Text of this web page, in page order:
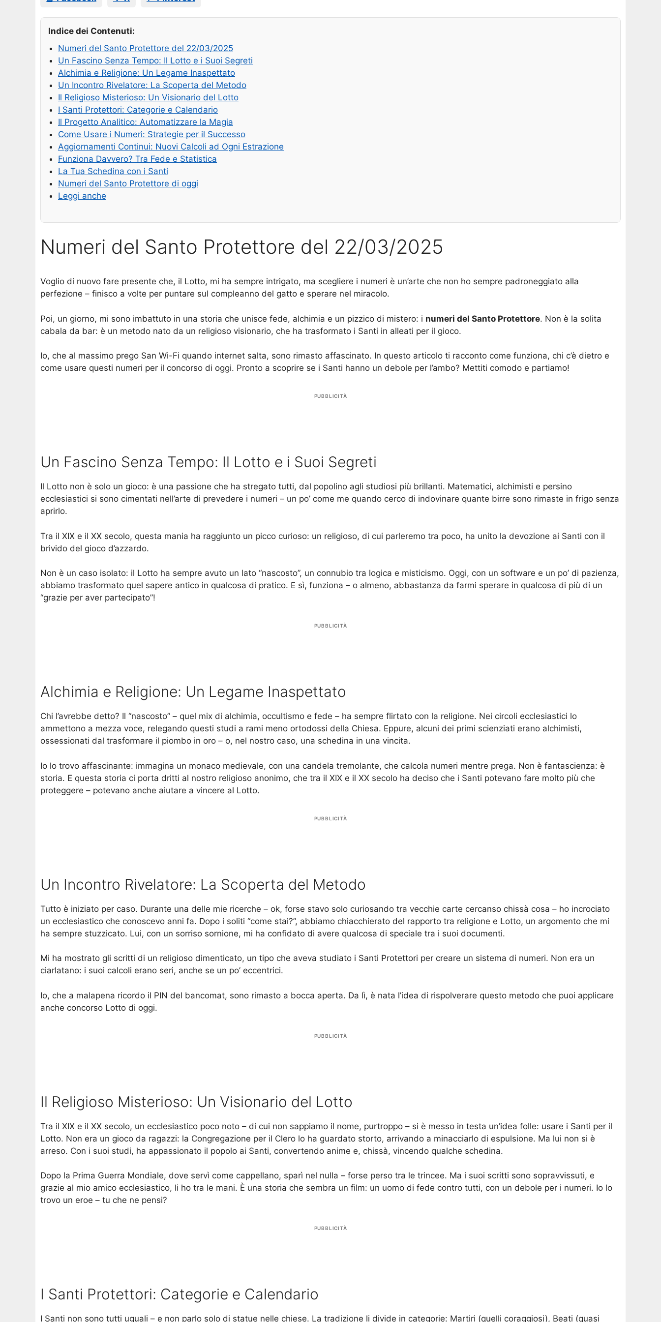
Indice dei Contenuti:
Numeri del Santo Protettore del 22/03/2025
Un Fascino Senza Tempo: Il Lotto e i Suoi Segreti
Alchimia e Religione: Un Legame Inaspettato
Un Incontro Rivelatore: La Scoperta del Metodo
Il Religioso Misterioso: Un Visionario del Lotto
I Santi Protettori: Categorie e Calendario
Il Progetto Analitico: Automatizzare la Magia
Come Usare i Numeri: Strategie per il Successo
Aggiornamenti Continui: Nuovi Calcoli ad Ogni Estrazione
Funziona Davvero? Tra Fede e Statistica
La Tua Schedina con i Santi
Numeri del Santo Protettore di oggi
Leggi anche
Numeri del Santo Protettore del 22/03/2025
Voglio di nuovo fare presente che, il Lotto, mi ha sempre intrigato, ma scegliere i numeri è un’arte che non ho sempre padroneggiato alla
perfezione – finisco a volte per puntare sul compleanno del gatto e sperare nel miracolo.
Poi, un giorno, mi sono imbattuto in una storia che unisce fede, alchimia e un pizzico di mistero: i numeri del Santo Protettore. Non è la solita
cabala da bar: è un metodo nato da un religioso visionario, che ha trasformato i Santi in alleati per il gioco.
Io, che al massimo prego San Wi-Fi quando internet salta, sono rimasto affascinato. In questo articolo ti racconto come funziona, chi c’è dietro e
come usare questi numeri per il concorso di oggi. Pronto a scoprire se i Santi hanno un debole per l’ambo? Mettiti comodo e partiamo!
PUBBLICITÀ
Un Fascino Senza Tempo: Il Lotto e i Suoi Segreti
Il Lotto non è solo un gioco: è una passione che ha stregato tutti, dal popolino agli studiosi più brillanti. Matematici, alchimisti e persino
ecclesiastici si sono cimentati nell’arte di prevedere i numeri – un po’ come me quando cerco di indovinare quante birre sono rimaste in frigo senza
aprirlo.
Tra il XIX e il XX secolo, questa mania ha raggiunto un picco curioso: un religioso, di cui parleremo tra poco, ha unito la devozione ai Santi con il
brivido del gioco d’azzardo.
Non è un caso isolato: il Lotto ha sempre avuto un lato “nascosto”, un connubio tra logica e misticismo. Oggi, con un software e un po’ di pazienza,
abbiamo trasformato quel sapere antico in qualcosa di pratico. E sì, funziona – o almeno, abbastanza da farmi sperare in qualcosa di più di un
“grazie per aver partecipato”!
PUBBLICITÀ
Alchimia e Religione: Un Legame Inaspettato
Chi l’avrebbe detto? Il “nascosto” – quel mix di alchimia, occultismo e fede – ha sempre flirtato con la religione. Nei circoli ecclesiastici lo
ammettono a mezza voce, relegando questi studi a rami meno ortodossi della Chiesa. Eppure, alcuni dei primi scienziati erano alchimisti,
ossessionati dal trasformare il piombo in oro – o, nel nostro caso, una schedina in una vincita.
Io lo trovo affascinante: immagina un monaco medievale, con una candela tremolante, che calcola numeri mentre prega. Non è fantascienza: è
storia. E questa storia ci porta dritti al nostro religioso anonimo, che tra il XIX e il XX secolo ha deciso che i Santi potevano fare molto più che
proteggere – potevano anche aiutare a vincere al Lotto.
PUBBLICITÀ
Un Incontro Rivelatore: La Scoperta del Metodo
Tutto è iniziato per caso. Durante una delle mie ricerche – ok, forse stavo solo curiosando tra vecchie carte cercanso chissà cosa – ho incrociato
un ecclesiastico che conoscevo anni fa. Dopo i soliti “come stai?”, abbiamo chiacchierato del rapporto tra religione e Lotto, un argomento che mi
ha sempre stuzzicato. Lui, con un sorriso sornione, mi ha confidato di avere qualcosa di speciale tra i suoi documenti.
Mi ha mostrato gli scritti di un religioso dimenticato, un tipo che aveva studiato i Santi Protettori per creare un sistema di numeri. Non era un
ciarlatano: i suoi calcoli erano seri, anche se un po’ eccentrici.
Io, che a malapena ricordo il PIN del bancomat, sono rimasto a bocca aperta. Da lì, è nata l’idea di rispolverare questo metodo che puoi applicare
anche concorso Lotto di oggi.
PUBBLICITÀ
Il Religioso Misterioso: Un Visionario del Lotto
Tra il XIX e il XX secolo, un ecclesiastico poco noto – di cui non sappiamo il nome, purtroppo – si è messo in testa un’idea folle: usare i Santi per il
Lotto. Non era un gioco da ragazzi: la Congregazione per il Clero lo ha guardato storto, arrivando a minacciarlo di espulsione. Ma lui non si è
arreso. Con i suoi studi, ha appassionato il popolo ai Santi, convertendo anime e, chissà, vincendo qualche schedina.
Dopo la Prima Guerra Mondiale, dove servì come cappellano, sparì nel nulla – forse perso tra le trincee. Ma i suoi scritti sono sopravvissuti, e
grazie al mio amico ecclesiastico, li ho tra le mani. È una storia che sembra un film: un uomo di fede contro tutti, con un debole per i numeri. Io lo
trovo un eroe – tu che ne pensi?
PUBBLICITÀ
I Santi Protettori: Categorie e Calendario
I Santi non sono tutti uguali – e non parlo solo di statue nelle chiese. La tradizione li divide in categorie: Martiri (quelli coraggiosi), Beati (quasi